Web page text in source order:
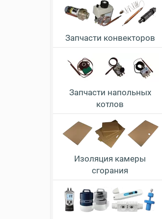
Запчасти конвекторов
Запчасти напольных
котлов
Изоляция камеры
сгорания